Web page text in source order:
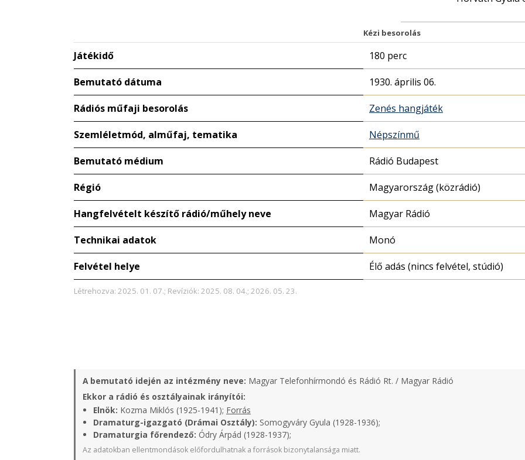
Kézi besorolás
Játékidő 180 perc
Bemutató dátuma 1930. április 06.
Rádiós műfaji besorolás Zenés hangjáték
Szemléletmód, alműfaj, tematika Népszínmű
Bemutató médium Rádió Budapest
Régió Magyarország (közrádió)
Hangfelvételt készítő rádió/műhely neve Magyar Rádió
Technikai adatok Monó
Felvétel helye Élő adás (nincs felvétel, stúdió)
Létrehozva: 2025. 01. 07.; Revíziók: 2025. 08. 04.; 2026. 05. 23.
A bemutató idején az intézmény neve: Magyar Telefonhírmondó és Rádió Rt. / Magyar Rádió
Ekkor a rádió és osztályainak irányítói:
Elnök: Kozma Miklós (1925-1941); Forrás
Dramaturg-igazgató (Drámai Osztály): Somogyváry Gyula (1928-1936);
Dramaturgia főrendező: Ódry Árpád (1928-1937);
Az adatokban ellentmondások előfordulhatnak a források bizonytalansága miatt.